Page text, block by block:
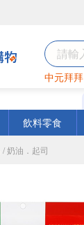
中元拜拜
飲料零食
/ 奶油．起司